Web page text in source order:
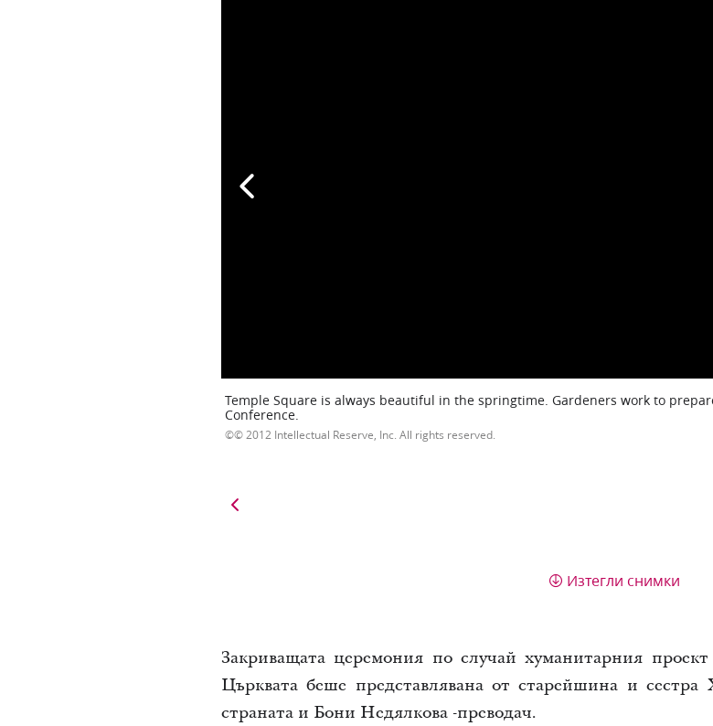
Temple Square is always beautiful in the springtime. Gardeners work to
Conference.
© 2012 Intellectual Reserve, Inc. All rights reserved.
Изтегли снимки
Закриващата церемония по случай хуманитарния проект
Църквата беше представлявана от старейшина и
страната и Бони Недялкова -преводач.